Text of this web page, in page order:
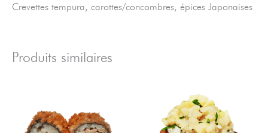
Crevettes tempura, carottes/concombres, épices Japonaises
Produits similaires